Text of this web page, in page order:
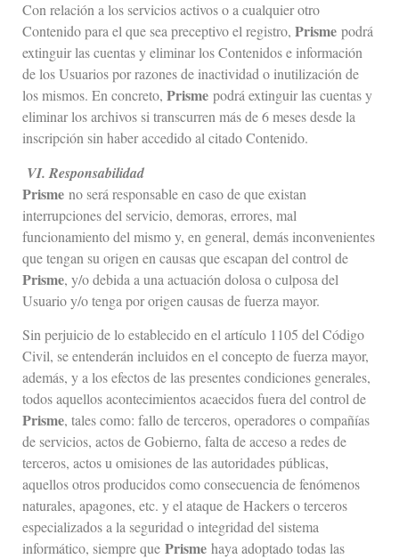
Con relación a los servicios activos o a cualquier otro
Contenido para el que sea preceptivo el registro, Prisme podrá
extinguir las cuentas y eliminar los Contenidos e información
de los Usuarios por razones de inactividad o inutilización de
los mismos. En concreto, Prisme podrá extinguir las cuentas y
eliminar los archivos si transcurren más de 6 meses desde la
inscripción sin haber accedido al citado Contenido.
VI. Responsabilidad
Prisme no será responsable en caso de que existan
interrupciones del servicio, demoras, errores, mal
funcionamiento del mismo y, en general, demás inconvenientes
que tengan su origen en causas que escapan del control de
Prisme, y/o debida a una actuación dolosa o culposa del
Usuario y/o tenga por origen causas de fuerza mayor.
Sin perjuicio de lo establecido en el artículo 1105 del Código
Civil, se entenderán incluidos en el concepto de fuerza mayor,
además, y a los efectos de las presentes condiciones generales,
todos aquellos acontecimientos acaecidos fuera del control de
Prisme, tales como: fallo de terceros, operadores o compañías
de servicios, actos de Gobierno, falta de acceso a redes de
terceros, actos u omisiones de las autoridades públicas,
aquellos otros producidos como consecuencia de fenómenos
naturales, apagones, etc. y el ataque de Hackers o terceros
especializados a la seguridad o integridad del sistema
informático, siempre que Prisme haya adoptado todas las